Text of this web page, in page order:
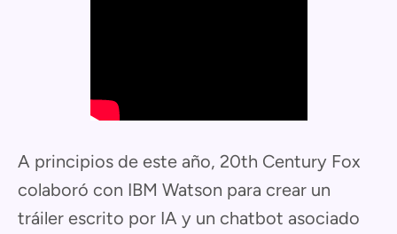
A principios de este año, 20th Century Fox
colaboró con IBM Watson para crear un
tráiler escrito por IA y un chatbot asociado